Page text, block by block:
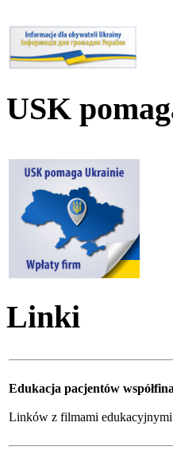
USK
Linki
Edukacja pacjentów
Linków z filmami